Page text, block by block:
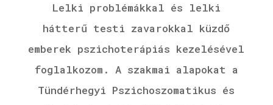
Lelki problémákkal és lelki
hátterű testi zavarokkal küzdő
emberek pszichoterápiás kezelésével
foglalkozom. A szakmai alapokat a
Tündérhegyi Pszichoszomatikus és